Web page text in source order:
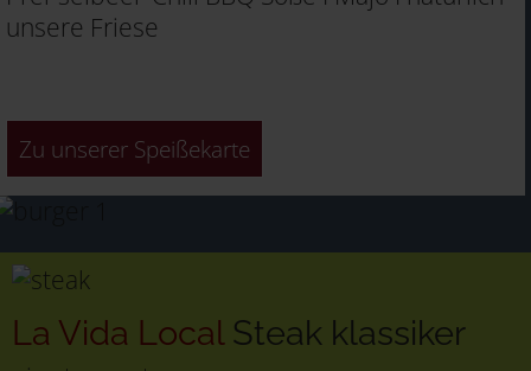
unsere Friese
Zu unserer Speißekarte
La Vida Local Steak klassiker